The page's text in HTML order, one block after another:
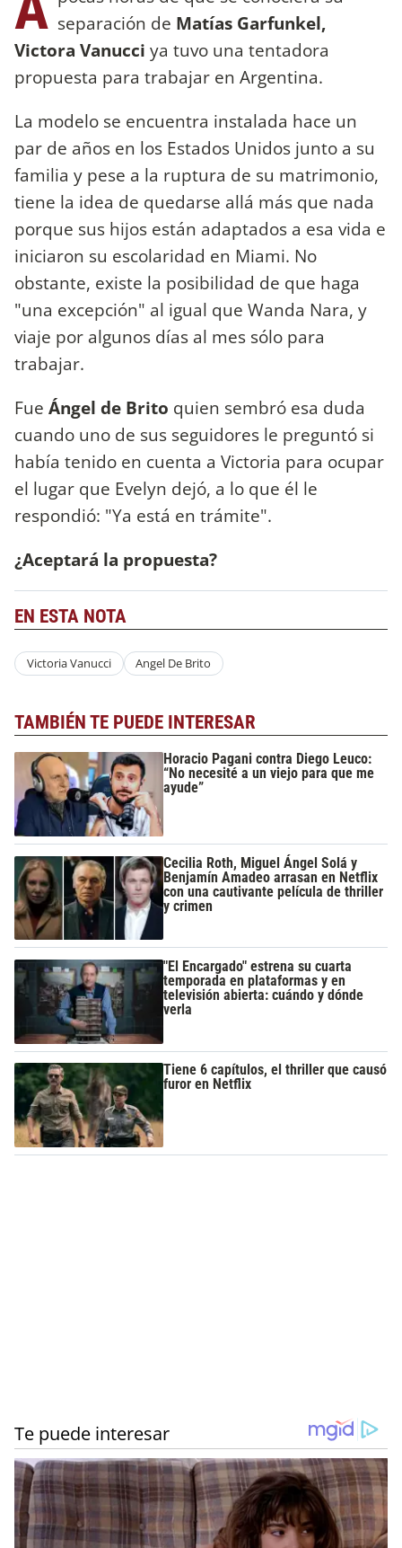
separación de Matías Garfunkel,
Victora Vanucci ya tuvo una tentadora
propuesta para trabajar en Argentina.
La modelo se encuentra instalada hace un
par de años en los Estados Unidos junto a su
familia y pese a la ruptura de su matrimonio,
tiene la idea de quedarse allá más que nada
porque sus hijos están adaptados a esa vida e
iniciaron su escolaridad en Miami. No
obstante, existe la posibilidad de que haga
"una excepción" al igual que Wanda Nara, y
viaje por algunos días al mes sólo para
trabajar.
Fue Ángel de Brito quien sembró esa duda
cuando uno de sus seguidores le preguntó si
había tenido en cuenta a Victoria para ocupar
el lugar que Evelyn dejó, a lo que él le
respondió: "Ya está en trámite".
¿Aceptará la propuesta?
EN ESTA NOTA
Victoria Vanucci Angel De Brito
TAMBIÉN TE PUEDE INTERESAR
Horacio Pagani contra Diego Leuco:
“No necesité a un viejo para que me
ayude”
Cecilia Roth, Miguel Ángel Solá y
Benjamín Amadeo arrasan en Netflix
con una cautivante película de thriller
y crimen
"El Encargado" estrena su cuarta
temporada en plataformas y en
televisión abierta: cuándo y dónde
verla
Tiene 6 capítulos, el thriller que causó
furor en Netflix